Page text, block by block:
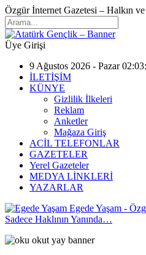
Özgür İnternet Gazetesi – Halkın
Üye Girişi
9 Ağustos 2026 - Pazar
İLETİŞİM
KÜNYE
Gizlilik İlkeleri
Reklam
Anketler
Mağaza Giriş
ACİL TELEFONLAR
GAZETELER
Yerel Gazeteler
MEDYA LİNKLERİ
YAZARLAR
Egede Yaşam -
Sadece Haklının Yanında…